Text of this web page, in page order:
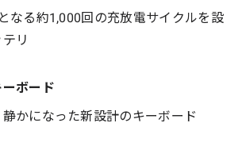
なる約1,000回の充放電サイクルを設
リ
ボード
かになった新設計のキーボード